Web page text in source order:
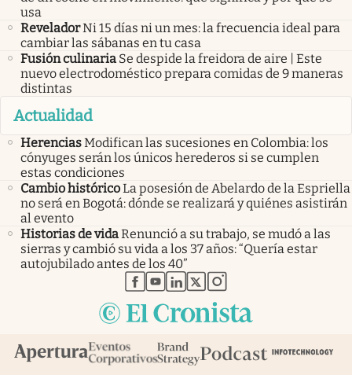
usa
ReveladorNi 15 días ni un mes: la frecuencia ideal para
cambiar las sábanas en tu casa
Fusión culinaria Se despide la freidora de aire | Este
nuevo electrodoméstico prepara comidas de 9 maneras
distintas
Actualidad
HerenciasModifican las sucesiones en Colombia: los
cónyuges serán los únicos herederos si se cumplen
estas condiciones
Cambio históricoLa posesión de Abelardo de la Espriella
no será en Bogotá: dónde se realizará y quiénes asistirán
al evento
Historias de vidaRenunció a su trabajo, se mudó a las
sierras y cambió su vida a los 37 años: “Quería estar
autojubilado antes de los 40”
abre en nueva pestaña
abre en nueva pestaña
abre en nueva pestaña
abre en nueva pestaña
abre en nueva pestaña